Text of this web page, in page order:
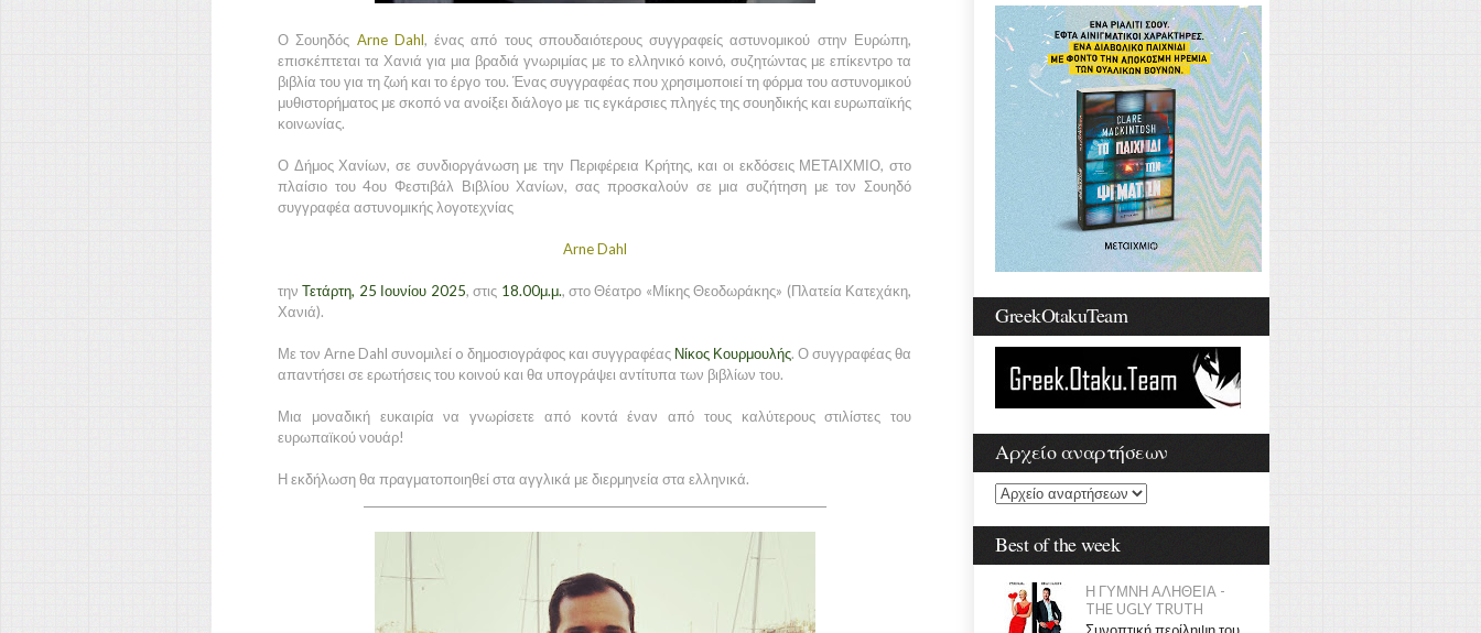
Ο Σουηδός Arne Dahl, ένας από τους σπουδαιότερους συγγραφείς αστυνομικού στην Ευρώπη,
επισκέπτεται τα Χανιά για μια βραδιά γνωριμίας με το ελληνικό κοινό, συζητώντας με επίκεντρο τα
βιβλία του για τη ζωή και το έργο του. Ένας συγγραφέας που χρησιμοποιεί τη φόρμα του αστυνομικού
μυθιστορήματος με σκοπό να ανοίξει διάλογο με τις εγκάρσιες πληγές της σουηδικής και ευρωπαϊκής
κοινωνίας.
Ο Δήμος Χανίων, σε συνδιοργάνωση με την Περιφέρεια Κρήτης, και οι εκδόσεις ΜΕΤΑΙΧΜΙΟ, στο
πλαίσιο του 4ου Φεστιβάλ Βιβλίου Χανίων, σας προσκαλούν σε μια συζήτηση με τον Σουηδό
συγγραφέα αστυνομικής λογοτεχνίας
Arne Dahl
τηνΤετάρτη, 25 Ιουνίου 2025, στις 18.00μ.μ., στο Θέατρο «Μίκης Θεοδωράκης» (Πλατεία Κατεχάκη,
Χανιά).
Με τον Arne Dahl συνομιλεί o δημοσιογράφος και συγγραφέας Νίκος Κουρμουλής. Ο συγγραφέας θα
απαντήσει σε ερωτήσεις του κοινού και θα υπογράψει αντίτυπα των βιβλίων του.
Μια μοναδική ευκαιρία να γνωρίσετε από κοντά έναν από τους καλύτερους στιλίστες του
ευρωπαϊκού νουάρ!
Η εκδήλωση θα πραγματοποιηθεί στα αγγλικά με διερμηνεία στα ελληνικά.
GreekOtakuTeam
Αρχείο αναρτήσεων
Best of the week
Η ΓΥΜΝΗ ΑΛΗΘΕΙΑ -
THE UGLY TRUTH
Συνοπτική περίληψη του